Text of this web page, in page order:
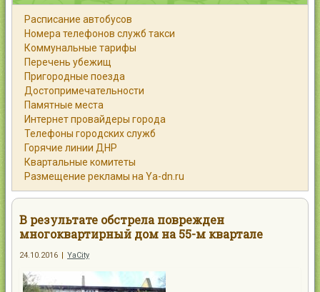
Статьи
Каталог
Справочник
Работа
Объявления
Помощь
Расписание автобусов
Номера телефонов служб такси
Коммунальные тарифы
Перечень убежищ
Пригородные поезда
Достопримечательности
Памятные места
Интернет провайдеры города
Телефоны городских служб
Горячие линии ДНР
Квартальные комитеты
Размещение рекламы на Ya-dn.ru
В результате обстрела поврежден
многоквартирный дом на 55-м квартале
24.10.2016 | YaCity